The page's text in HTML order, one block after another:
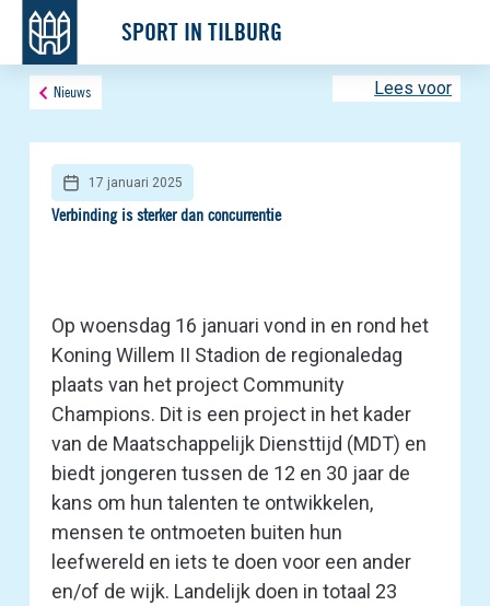
SPORT IN TILBURG
Nieuws Lees voor
Verbinding is sterker dan concurrentie
17 januari 2025
Op woensdag 16 januari vond in en rond het
Koning Willem II Stadion de regionaledag
plaats van het project Community
Champions. Dit is een project in het kader
van de Maatschappelijk Diensttijd (MDT) en
biedt jongeren tussen de 12 en 30 jaar de
kans om hun talenten te ontwikkelen,
mensen te ontmoeten buiten hun
leefwereld en iets te doen voor een ander
en/of de wijk. Landelijk doen in totaal 23